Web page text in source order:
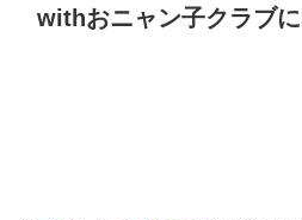
withおニャン子クラブ